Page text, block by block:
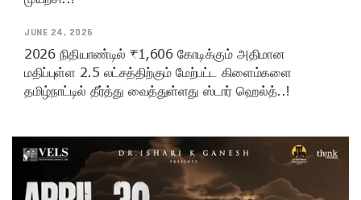
JUNE 24, 2026
2026 நிதியாண்டில் ₹1,606 கோடிக்கும் அதிமான
மதிப்புள்ள 2.5 லட்சத்திற்கும் மேற்பட்ட கிளைம்களை
தமிழ்நாட்டில் தீர்த்து வைத்துள்ளது ஸ்டார் ஹெல்த்..!